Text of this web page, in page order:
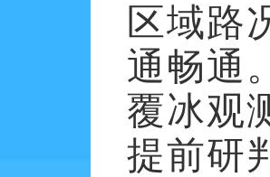
区域路
通畅通
覆冰观
提前研